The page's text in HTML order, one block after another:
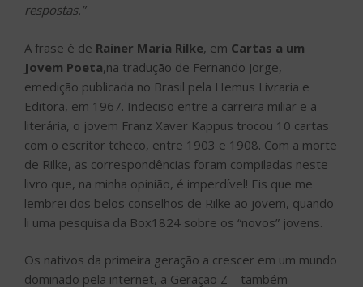
respostas.”
A frase é de Rainer Maria Rilke, em Cartas a um
Jovem Poeta,na tradução de Fernando Jorge,
emedição publicada no Brasil pela Hemus Livraria e
Editora, em 1967. Indeciso entre a carreira miliar e a
literária, o jovem Franz Xaver Kappus trocou 10 cartas
com o escritor tcheco, entre 1903 e 1908. Com a morte
de Rilke, as correspondências foram compiladas neste
livro que, na minha opinião, é imperdível! Eis que me
lembrei dos belos conselhos de Rilke ao jovem, quando
li uma pesquisa da Box1824 sobre os “novos” jovens.
Os nativos da primeira geração a crescer em um mundo
dominado pela internet, a Geração Z – também